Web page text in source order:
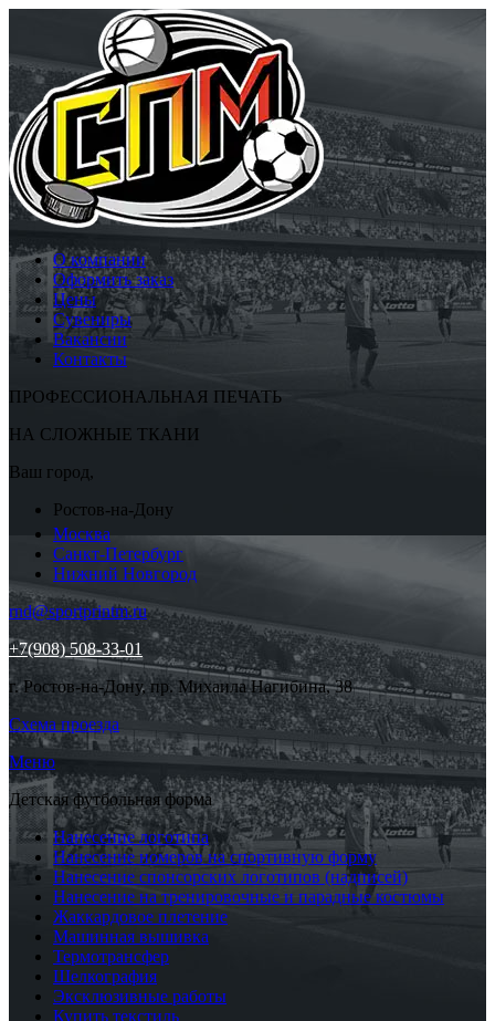
О компании
Оформить заказ
Цены
Сувениры
Вакансии
Контакты
ПРОФЕССИОНАЛЬНАЯ ПЕЧАТЬ
НА СЛОЖНЫЕ ТКАНИ
Ваш город,
Ростов-на-Дону
Москва
Санкт-Петербург
Нижний Новгород
rnd@sportprintm.ru
+7(908) 508-33-01
г. Ростов-на-Дону, пр. Михаила Нагибина, 38
Схема проезда
Меню
Детская футбольная форма
Нанесение логотипа
Нанесение номеров на спортивную форму
Нанесение спонсорских логотипов (надписей)
Нанесение на тренировочные и парадные костюмы
Жаккардовое плетение
Машинная вышивка
Термотрансфер
Шелкография
Эксклюзивные работы
Купить текстиль